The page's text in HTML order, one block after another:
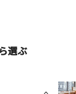
選ぶ